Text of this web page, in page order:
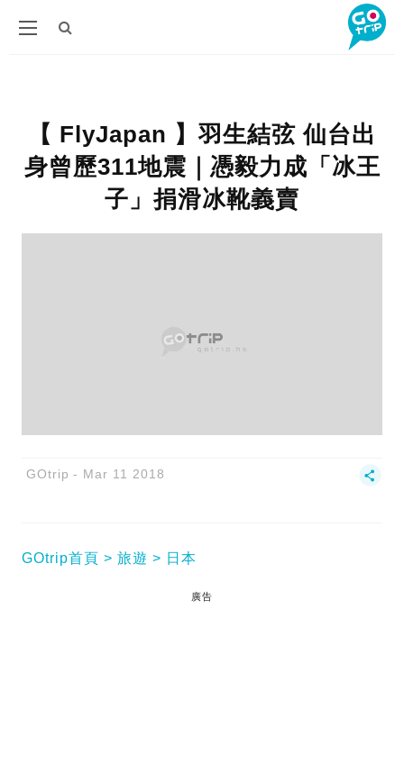
【 FlyJapan 】羽生結弦 仙台出
身曾歷311地震｜憑毅力成「冰王
子」捐滑冰靴義賣
GOtrip Mar 11 2018
GOtrip首頁 旅遊 日本
廣告